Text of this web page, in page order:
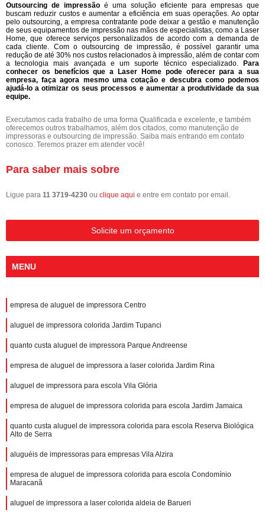
Outsourcing de impressão é uma solução eficiente para empresas que
buscam reduzir custos e aumentar a eficiência em suas operações. Ao optar
pelo outsourcing, a empresa contratante pode deixar a gestão e manutenção
de seus equipamentos de impressão nas mãos de especialistas, como a Laser
Home, que oferece serviços personalizados de acordo com a demanda de
cada cliente. Com o outsourcing de impressão, é possível garantir uma
redução de até 30% nos custos relacionados à impressão, além de contar com
a tecnologia mais avançada e um suporte técnico especializado. Para
conhecer os benefícios que a Laser Home pode oferecer para a sua
empresa, faça agora mesmo uma cotação e descubra como podemos
ajudá-lo a otimizar os seus processos e aumentar a produtividade da sua
equipe.
Executamos cada trabalho de uma forma Qualificada e excelente, e também
oferecemos outros trabalhamos, além dos citados, como manutenção de
impressoras e outsourcing de impressão. Saiba mais entrando em contato
conosco. Teremos prazer em atender você!
Para saber mais sobre
Ligue para 11 3719-4230 ou clique aqui e entre em contato por email.
Solicite um orçamento
MENU
empresa de aluguel de impressora Centro
aluguel de impressora colorida Jardim Tupanci
quanto custa aluguel de impressora Parque Andreense
empresa de aluguel de impressora a laser colorida Jardim Rina
aluguel de impressora para escola Vila Glória
empresa de aluguel de impressora colorida para escola Jardim Jamaica
quanto custa aluguel de impressora colorida para escola Reserva Biológica
Alto de Serra
aluguéis de impressoras para empresas Vila Alzira
empresa de aluguel de impressora colorida para escola Condomínio
Maracanã
aluguel de impressora a laser colorida aldeia de Barueri